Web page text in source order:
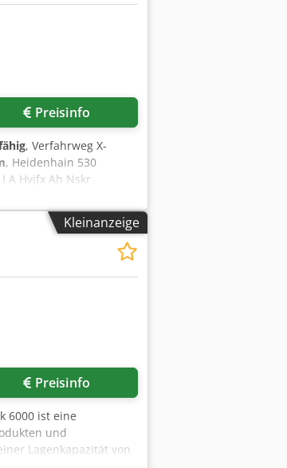
Preisinfo
, Verfahrweg X-
, Heidenhain 530
A Hvjfx Ah Nskr
+ Querförderer
Kleinanzeige
Preisinfo
6000 ist eine
und
Lagenkapazität von